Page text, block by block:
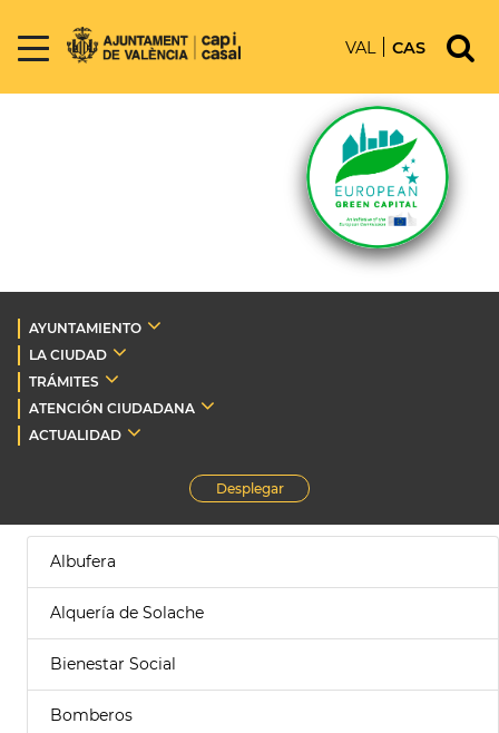
VAL CAS
AYUNTAMIENTO
LA CIUDAD
TRÁMITES
ATENCIÓN CIUDADANA
ACTUALIDAD
Desplegar
Albufera
Alquería de Solache
Bienestar Social
Bomberos